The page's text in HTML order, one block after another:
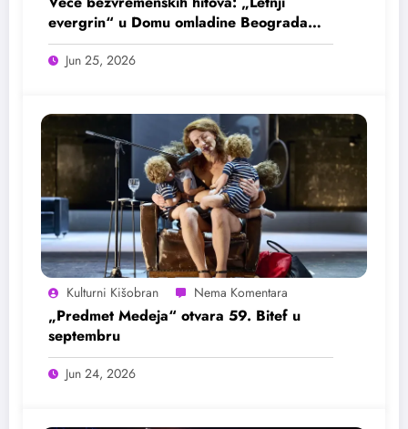
evergrin“ u Domu omladine Beograda
25. juna
Jun 25, 2026
Kulturni Kišobran
„Predmet Medeja“ otvara 59. Bitef u
septembru
Jun 24, 2026